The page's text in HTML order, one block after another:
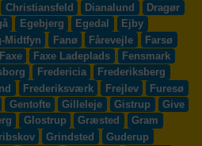
Christiansfeld Dianalund
Dragør
Egebjerg Egedal
Ejby
Midtfyn Fanø Fårevejle
Farsø
Faxe Faxe Ladeplads
Fensmark
Fredericia
Frederiksberg
Frederiksværk Frejlev
Furesø
Gentofte Gilleleje Gistrup
Give
Glostrup Græsted
Gram
Grindsted
Guderup